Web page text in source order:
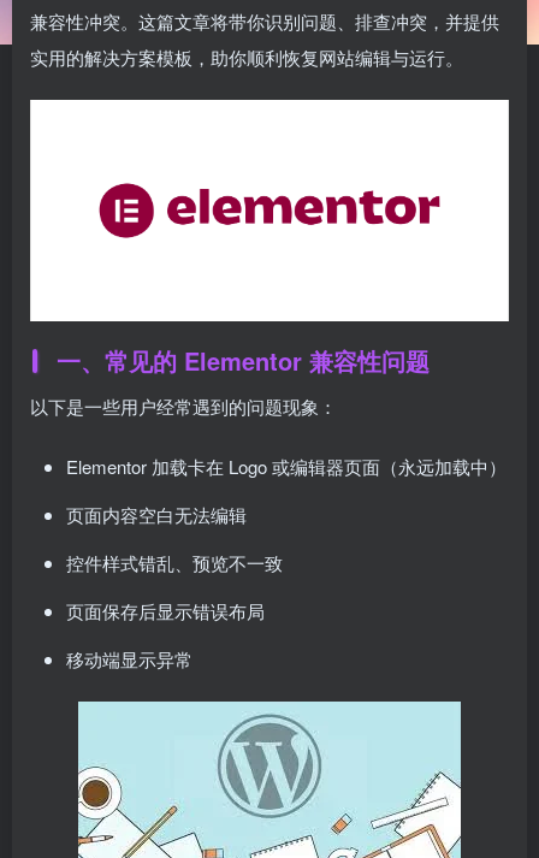
兼容性冲突。这篇文章将带你识别问题、排查冲突，并提供
实用的解决方案模板，助你顺利恢复网站编辑与运行。
一、常见的 Elementor 兼容性问题
以下是一些用户经常遇到的问题现象：
Elementor 加载卡在 Logo 或编辑器页面（永远加载中）
页面内容空白无法编辑
控件样式错乱、预览不一致
页面保存后显示错误布局
移动端显示异常